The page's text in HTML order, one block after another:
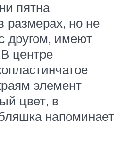
пятна
размерах, но не
другом, имеют
центре
элемент
цвет, в
напоминает